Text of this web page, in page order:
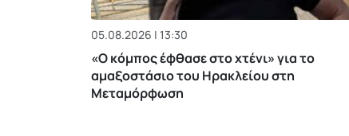
05.08.2026 | 13:30
«Ο κόμπος έφθασε στο χτένι» για το
αμαξοστάσιο του Ηρακλείου στη
Μεταμόρφωση